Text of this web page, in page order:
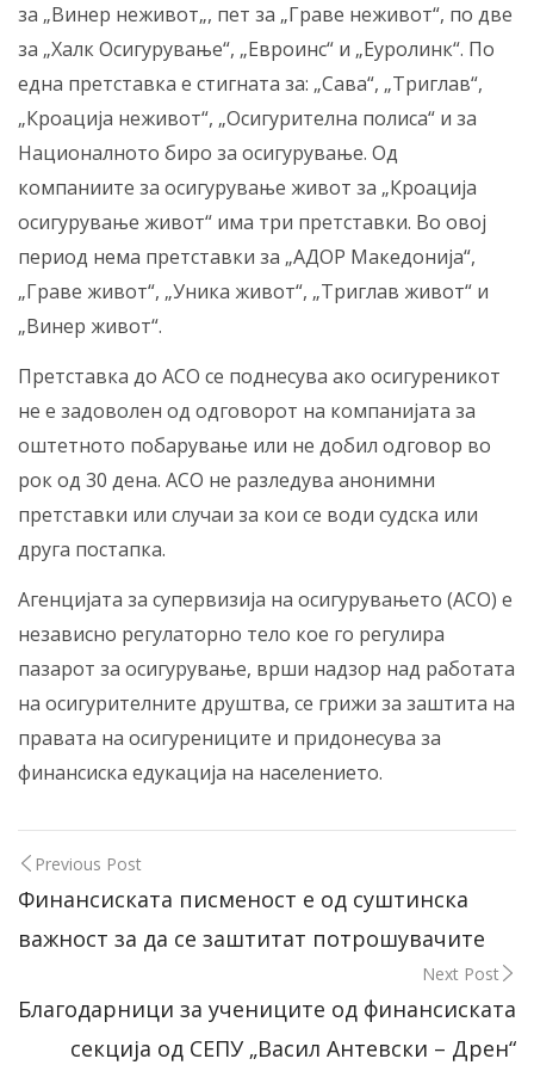
за „Винер неживот„, пет за „Граве неживот“, по две
за „Халк Осигурување“, „Евроинс“ и „Еуролинк“. По
една претставка е стигната за: „Сава“, „Триглав“,
„Кроација неживот“, „Осигурителна полиса“ и за
Националното биро за осигурување. Од
компаниите за осигурување живот за „Кроација
осигурување живот“ има три претставки. Во овој
период нема претставки за „АДОР Македонија“,
„Граве живот“, „Уника живот“, „Триглав живот“ и
„Винер живот“.
Претставка до АСО се поднесува ако осигуреникот
не е задоволен од одговорот на компанијата за
оштетното побарување или не добил одговор во
рок од 30 дена. АСО не разледува анонимни
претставки или случаи за кои се води судска или
друга постапка.
Агенцијата за супервизија на осигурувањето (АСО) е
независно регулаторно тело кое го регулира
пазарот за осигурување, врши надзор над работата
на осигурителните друштва, се грижи за заштита на
правата на осигурениците и придонесува за
финансиска едукација на населението.
Previous Post
Финансиската писменост е од суштинска
важност за да се заштитат потрошувачите
Next Post
Благодарници за учениците од финансиската
секција од СЕПУ „Васил Антевски – Дрен“